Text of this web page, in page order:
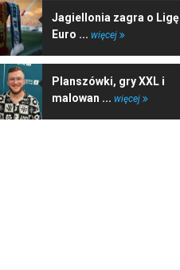
Jagiellonia zagra o Ligę
Euro ... więcej
Planszówki, gry XXL i
malowan ... więcej